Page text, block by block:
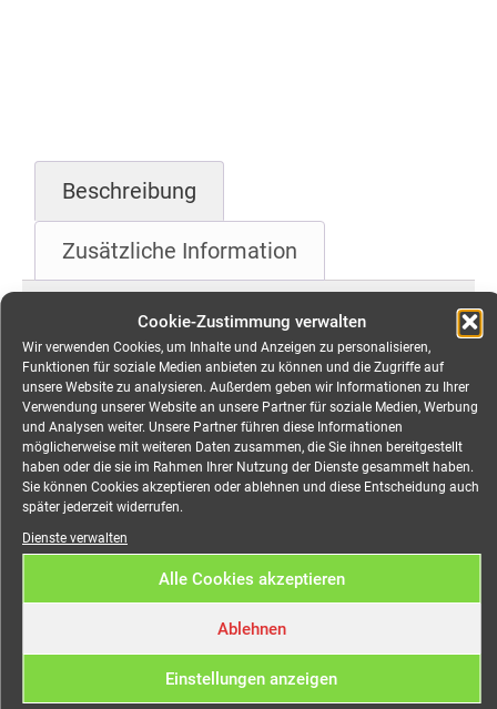
Cookie-Zustimmung verwalten
Wir verwenden Cookies, um Inhalte und Anzeigen zu personalisieren,
Funktionen für soziale Medien anbieten zu können und die Zugriffe auf
unsere Website zu analysieren. Außerdem geben wir Informationen zu Ihrer
Verwendung unserer Website an unsere Partner für soziale Medien, Werbung
und Analysen weiter. Unsere Partner führen diese Informationen
möglicherweise mit weiteren Daten zusammen, die Sie ihnen bereitgestellt
haben oder die sie im Rahmen Ihrer Nutzung der Dienste gesammelt haben.
Sie können Cookies akzeptieren oder ablehnen und diese Entscheidung auch
später jederzeit widerrufen.
Dienste verwalten
Alle Cookies akzeptieren
Ablehnen
Einstellungen anzeigen
Beschreibung
Zusätzliche Information
Beschreibung
Verteiler CEE 32A auf 4x
CEE 32A mieten
Robuster Event-Stromverteiler für Messe, Event,
Open-Air, Veranstaltungen jeglicher Art.
Eingang:
CEE 32A 5-pol
4x CEE 32A 5-pol parallel zu Eingang